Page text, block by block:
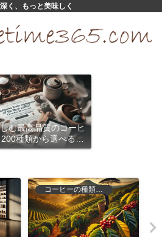
く、もっと美味しく
む最高品質のコーヒ
種類から選べるサ
クリプション